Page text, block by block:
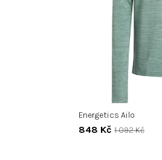
Energetics Ailo
848 Kč 1 092 Kč